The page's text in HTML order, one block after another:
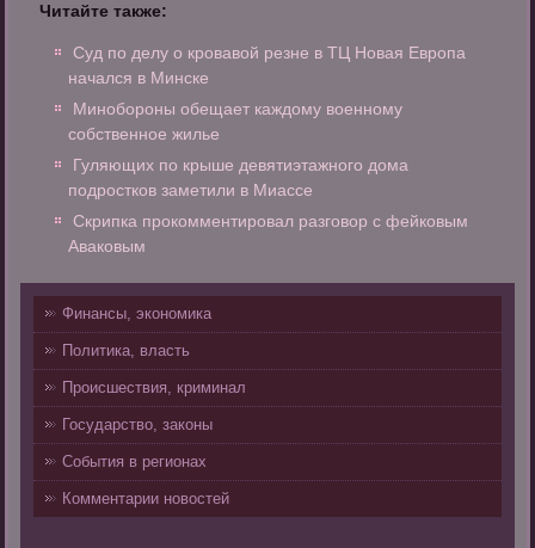
Читайте также:
Суд по делу о кровавой резне в ТЦ Новая Европа
начался в Минске
Минобороны обещает каждому военному
собственное жилье
Гуляющих по крыше девятиэтажного дома
подростков заметили в Миассе
Скрипка прокомментировал разговор с фейковым
Аваковым
Финансы, экономика
Политика, власть
Происшествия, криминал
Государство, законы
События в регионах
Комментарии новостей